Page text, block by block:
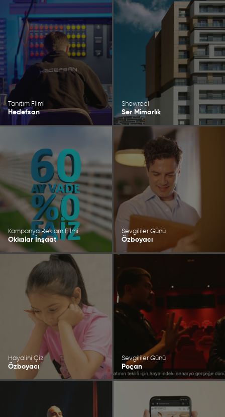
Tanıtım Filmi
Hedefsan
Showreel
Ser Mimarlık
Kampanya Reklam Filmi
Okkalar İnşaat
Sevgililer Günü
Özboyacı
Hayalini Çiz
Özboyacı
Sevgililer Günü
Poçan